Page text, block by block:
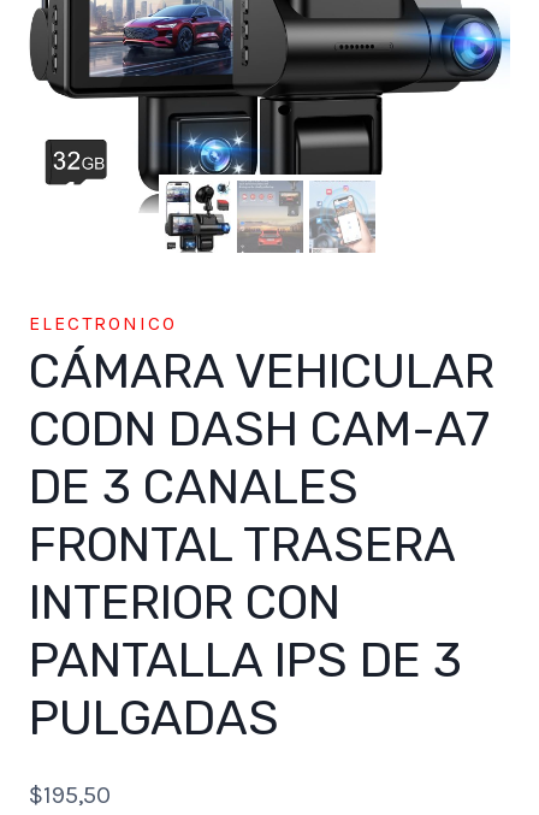
ELECTRONICO
CÁMARA VEHICULAR
CODN DASH CAM-A7
DE 3 CANALES
FRONTAL TRASERA
INTERIOR CON
PANTALLA IPS DE 3
PULGADAS
$195,50